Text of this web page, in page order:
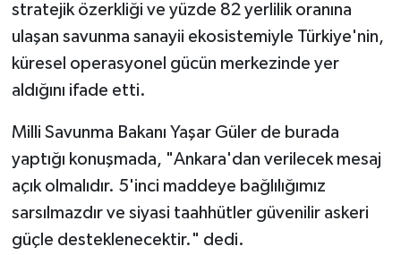
stratejik özerkliği ve yüzde 82 yerlilik oranına
ulaşan savunma sanayii ekosistemiyle Türkiye'nin,
küresel operasyonel gücün merkezinde yer
aldığını ifade etti.
Milli Savunma Bakanı Yaşar Güler de burada
yaptığı konuşmada, "Ankara'dan verilecek mesaj
açık olmalıdır. 5'inci maddeye bağlılığımız
sarsılmazdır ve siyasi taahhütler güvenilir askeri
güçle desteklenecektir." dedi.